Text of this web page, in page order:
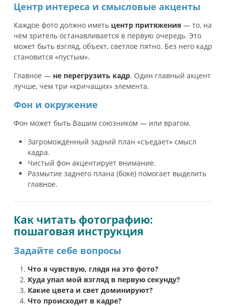
Центр интереса и смысловые акценты
Каждое фото должно иметь центр притяжения — то, на
чём зритель останавливается в первую очередь. Это
может быть взгляд, объект, светлое пятно. Без него кадр
становится «пустым».
Главное — не перегрузить кадр. Один главный акцент
лучше, чем три «кричащих» элемента.
Фон и окружение
Фон может быть Вашим союзником — или врагом.
Загромождённый задний план «съедает» смысл
кадра.
Чистый фон акцентирует внимание.
Размытие заднего плана (боке) помогает выделить
главное.
Как читать фотографию:
пошаговая инструкция
Задайте себе вопросы
Что я чувствую, глядя на это фото?
Куда упал мой взгляд в первую секунду?
Какие цвета и свет доминируют?
Что происходит в кадре?